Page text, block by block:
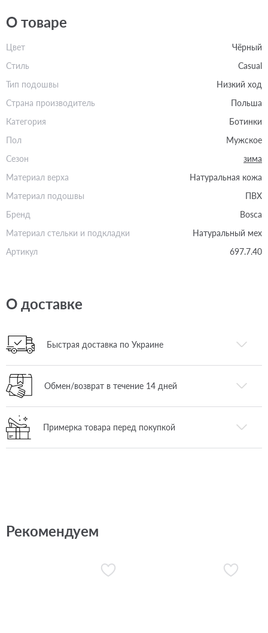
О товаре
Цвет
Чёрный
Стиль
Casual
Тип подошвы
Низкий ход
Страна производитель
Польша
Категория
Ботинки
Пол
Мужское
Сезон
зима
Материал верха
Натуральная кожа
Материал подошвы
ПВХ
Бренд
Bosca
Материал стельки и подкладки
Натуральный мех
Артикул
697.7.40
О доставке
Быстрая доставка по Украине
Обмен/возврат в течение 14 дней
Примерка товара перед покупкой
Рекомендуем